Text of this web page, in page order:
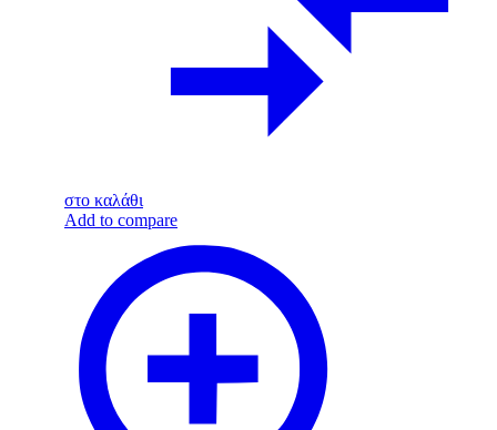
στο καλάθι
Add to compare